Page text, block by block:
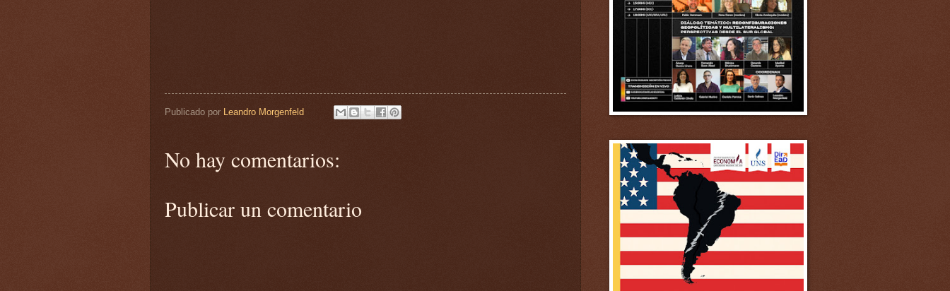
Publicado por Leandro Morgenfeld
No hay comentarios:
Publicar un comentario